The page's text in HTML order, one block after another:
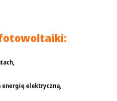
energię elektryczną,